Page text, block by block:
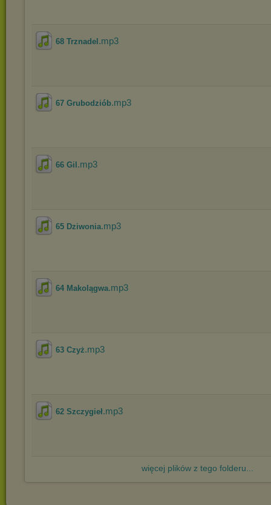
68 Trznadel .mp3
67 Grubodziób.mp3
66 Gil .mp3
65 Dziwonia.mp3
64 Makolągwa.mp3
63 Czyż.mp3
62 Szczygieł.mp3
więcej plików z tego folderu...